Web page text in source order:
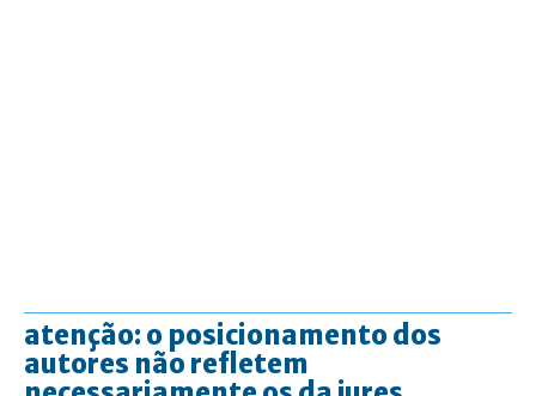
atenção: o posicionamento dos
autores não refletem